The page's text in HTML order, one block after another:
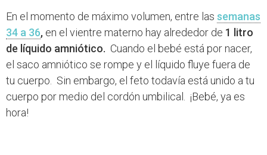
En el momento de máximo volumen, entre las semanas
34 a 36, en el vientre materno hay alrededor de 1 litro
de líquido amniótico. Cuando el bebé está por nacer,
el saco amniótico se rompe y el líquido fluye fuera de
tu cuerpo. Sin embargo, el feto todavía está unido a tu
cuerpo por medio del cordón umbilical. ¡Bebé, ya es
hora!